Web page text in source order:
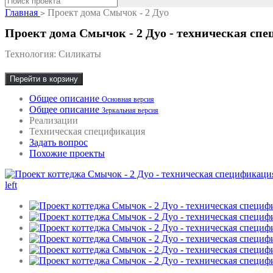
Главная > Проект дома Смычок - 2 Дуо
Проект дома Смычок - 2 Дуо - техническая
Технология: Силикаты
Перейти в корзину
Общее описание Основная версия
Общее описание Зеркальная версия
Реализации
Техническая спецификация
Задать вопрос
Похожие проекты
left